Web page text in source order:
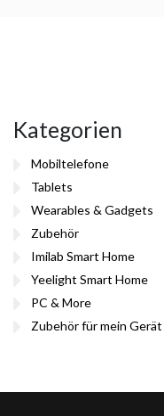
Kategorien
Mobiltelefone
Tablets
Wearables & Gadgets
Zubehör
Imilab Smart Home
Yeelight Smart Home
PC & More
Zubehör für mein Gerät